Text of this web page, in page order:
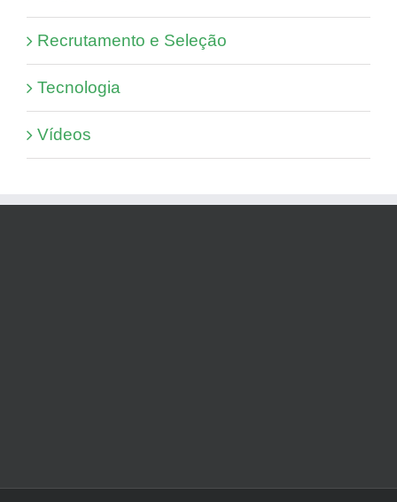
Recrutamento e Seleção
Tecnologia
Vídeos